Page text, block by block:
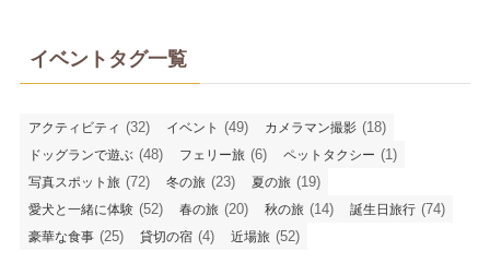
イベントタグ一覧
アクティビティ (32) イベント (49) カメラマン撮影 (18)
ドッグランで遊ぶ (48) フェリー旅 (6) ペットタクシー (1)
写真スポット旅 (72) 冬の旅 (23) 夏の旅 (19)
愛犬と一緒に体験 (52) 春の旅 (20) 秋の旅 (14) 誕生日旅行 (74)
豪華な食事 (25) 貸切の宿 (4) 近場旅 (52)